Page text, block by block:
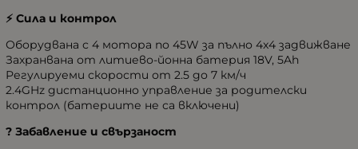
⚡ Сила и контрол
Оборудвана с 4 мотора по 45W за пълно 4x4 задвижване
Захранвана от литиево-йонна батерия 18V, 5Ah
Регулируеми скорости от 2.5 до 7 км/ч
2.4GHz дистанционно управление за родителски
контрол (батериите не са включени)
? Забавление и свързаност